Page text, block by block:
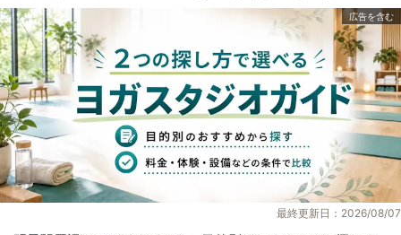
最終更新日：2026/08/07